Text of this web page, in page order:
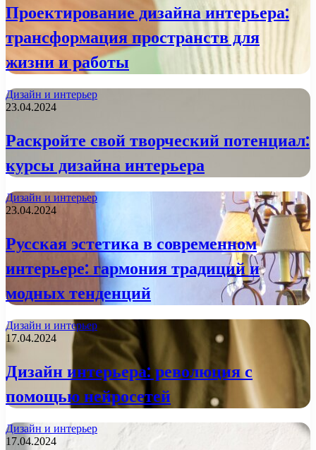
Проектирование дизайна интерьера:
трансформация пространств для
жизни и работы
Дизайн и интерьер
23.04.2024
Раскройте свой творческий потенциал:
курсы дизайна интерьера
Дизайн и интерьер
23.04.2024
Русская эстетика в современном
интерьере: гармония традиций и
модных тенденций
Дизайн и интерьер
17.04.2024
Дизайн интерьера: революция с
помощью нейросетей
Дизайн и интерьер
17.04.2024